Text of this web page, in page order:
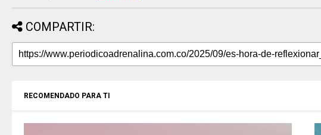
COMPARTIR:
RECOMENDADO PARA TI